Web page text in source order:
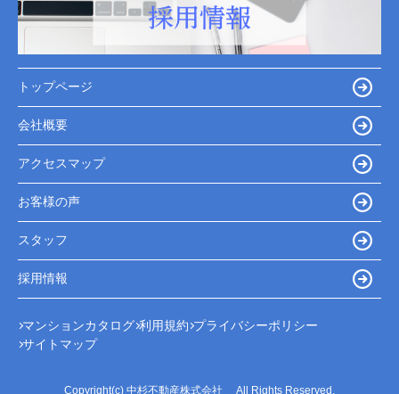
トップページ
会社概要
アクセスマップ
お客様の声
スタッフ
採用情報
マンションカタログ 利用規約 プライバシーポリシー
サイトマップ
Copyright(c) 中杉不動産株式会社 All Rights Reserved.